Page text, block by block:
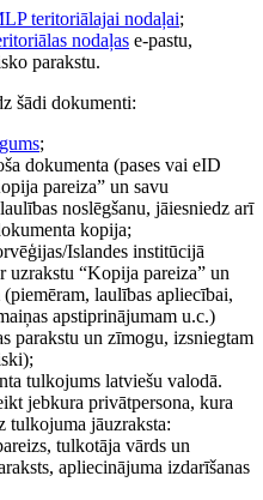
teritoriālajai nodaļai;
nodaļas e-pastu,
parakstu.
šādi dokumenti:
;
dokumenta (pases vai eID
pareiza” un savu
noslēgšanu, jāiesniedz arī
kopija;
Islandes institūcijā
uzrakstu “Kopija pareiza” un
laulības apliecībai,
apstiprinājumam u.c.)
parakstu un zīmogu, izsniegtam
tulkojums latviešu valodā.
jebkura privātpersona, kura
tulkojuma jāuzraksta:
tulkotāja vārds un
apliecinājuma izdarīšanas